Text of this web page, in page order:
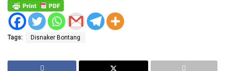
Tags: Disnaker Bontang